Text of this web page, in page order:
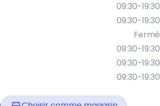
09:30-19:30
09:30-19:30
Fermé
09:30-19:30
09:30-19:30
09:30-19:30